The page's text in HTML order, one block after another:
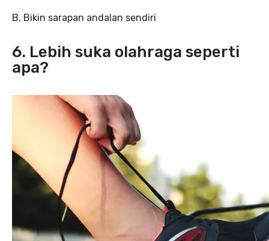
B. Bikin sarapan andalan sendiri
6. Lebih suka olahraga seperti
apa?